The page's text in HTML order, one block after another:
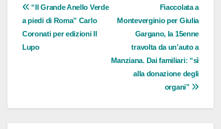
Navigazione
articoli
Fiaccolata a
Monteverginio per Giulia
Gargano, la 15enne
travolta da un’auto a
Manziana. Dai familiari: “sì
alla donazione degli
organi”
“Il Grande Anello Verde
a piedi di Roma” Carlo
Coronati per edizioni Il
Lupo